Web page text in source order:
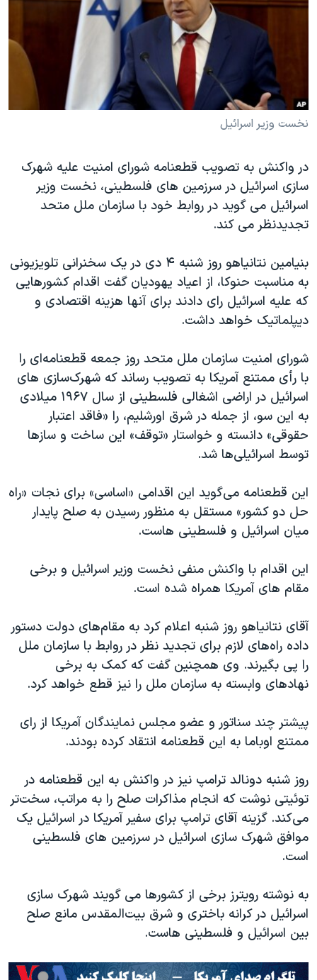
فرهنگ و زندگی
اقتصادی
علم و فناوری
آرشیو پخش زنده
انتخابات ریاست جمهوری آمریکا ۲۰۲۴
حمله جمهوری اسلامی به اسرائیل
رمز مهسا
مجموعه مستندهای دادخواهی
تریبونال مردمی آبان ۹۸
دادگاه حمید نوری
قانون شفافیت دارائی کادر رهبری ایران
اعتراضات مردمی آبان ۹۸
اسرائیل در جنگ
همایش محافظه‌کاران آمریکا «سی‌پک»
صفحه‌های ویژه
سفر پرزیدنت ترامپ به چین
دنبال کنید
زبانهای مختلف
نخست وزیر اسرائیل
در واکنش به تصویب قطعنامه شورای امنیت علیه شهرک
سازی اسرائیل در سرزمین های فلسطینی، نخست وزیر
اسرائیل می گوید در روابط خود با سازمان ملل متحد
تجدیدنظر می کند.
بنیامین نتانیاهو روز شنبه ۴ دی در یک سخنرانی تلویزیونی
به مناسبت حنوکا، از اعیاد یهودیان گفت اقدام کشورهایی
که علیه اسرائیل رای دادند برای آنها هزینه اقتصادی و
دیپلماتیک خواهد داشت.
شورای امنیت سازمان ملل متحد روز جمعه قطعنامه‌ای را
با رأی ممتنع آمریکا به تصویب رساند که شهرک‌سازی های
اسرائیل در اراضی اشغالی فلسطینی از سال ۱۹۶۷ میلادی
به این سو، از جمله در شرق اورشلیم، را «فاقد اعتبار
حقوقی» دانسته و خواستار «توقف» این ساخت و سازها
توسط اسرائیلی‌ها شد.
این قطعنامه می‌گوید این اقدامی «اساسی» برای نجات «راه
حل دو کشور» مستقل به منظور رسیدن به صلح پایدار
میان اسرائیل و فلسطینی هاست.
این اقدام با واکنش منفی نخست وزیر اسرائیل و برخی
مقام های آمریکا همراه شده است.
آقای نتانیاهو روز شنبه اعلام کرد به مقام‌های دولت دستور
داده راه‌های لازم برای تجدید نظر در روابط با سازمان ملل
را پی بگیرند. وی همچنین گفت که کمک به برخی
نهادهای وابسته به سازمان ملل را نیز قطع خواهد کرد.
پیشتر چند سناتور و عضو مجلس نمایندگان آمریکا از رای
ممتنع اوباما به این قطعنامه انتقاد کرده بودند.
روز شنبه دونالد ترامپ نیز در واکنش به این قطعنامه در
توئیتی نوشت که انجام مذاکرات صلح را به مراتب، سخت‌تر
می‌کند. گزینه آقای ترامپ برای سفیر آمریکا در اسرائیل یک
موافق شهرک سازی اسرائیل در سرزمین های فلسطینی
است.
به نوشته رویترز برخی از کشورها می گویند شهرک سازی
اسرائیل در کرانه باختری و شرق بیت‌المقدس مانع صلح
بین اسرائیل و فلسطینی هاست.